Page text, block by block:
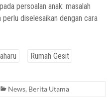
persoalan anak: masalah
perlu diselesaikan dengan cara
Rumah Gesit
News, Berita Utama